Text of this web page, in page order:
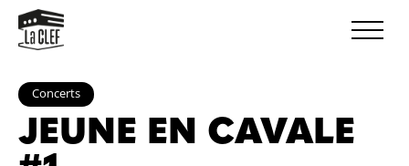
Concerts
JEUNE EN CAVALE